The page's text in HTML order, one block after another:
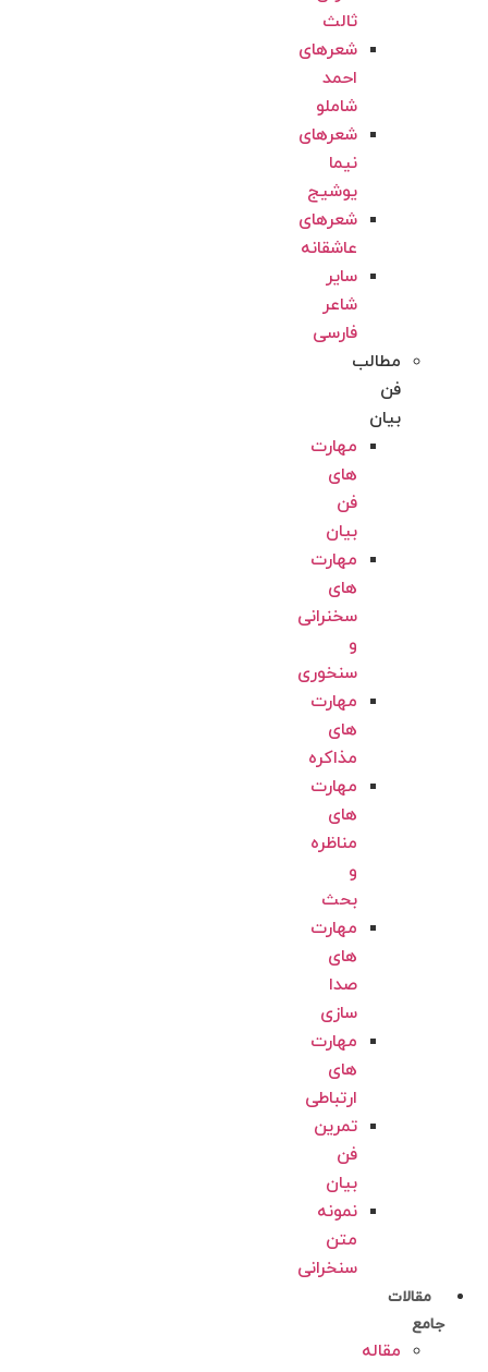
ثالث
شعرهای
احمد
شاملو
شعرهای
نیما
یوشیج
شعرهای
عاشقانه
سایر
شاعر
فارسی
مطالب
فن
بیان
مهارت
های
فن
بیان
مهارت
های
سخنرانی
سنخوری
مهارت
های
مذاکره
مهارت
های
مناظره
بحث
مهارت
های
صدا
سازی
مهارت
های
ارتباطی
تمرین
فن
بیان
نمونه
متن
سنخرانی
مقالات
جامع
مقاله